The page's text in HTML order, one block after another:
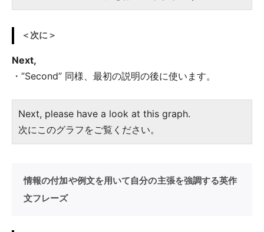
＜次に＞
Next,
・”Second” 同様、最初の説明の後に使います。
Next, please have a look at this graph.
次にこのグラフをご覧ください。
情報の付加や例文を用いて自分の主張を強調する英作
文フレーズ